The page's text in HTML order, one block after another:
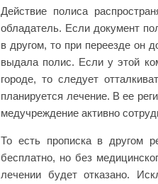
Действие полиса
обладатель. Если документ
в другом, то при переезде он
выдала полис. Если у этой
городе, то следует
планируется лечение. В ее
медучреждение активно
То есть прописка в другом
бесплатно, но без
лечении будет отказано.